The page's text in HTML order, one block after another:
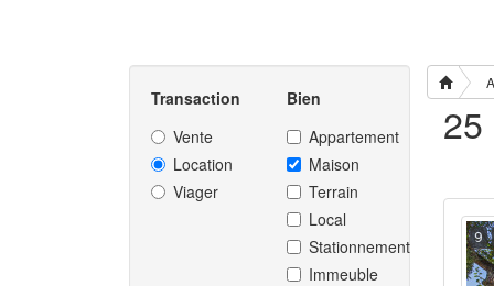
Transaction
Vente
Location
Viager
Bien
Appartement
Maison
Terrain
Local
Stationnement
Immeuble
9